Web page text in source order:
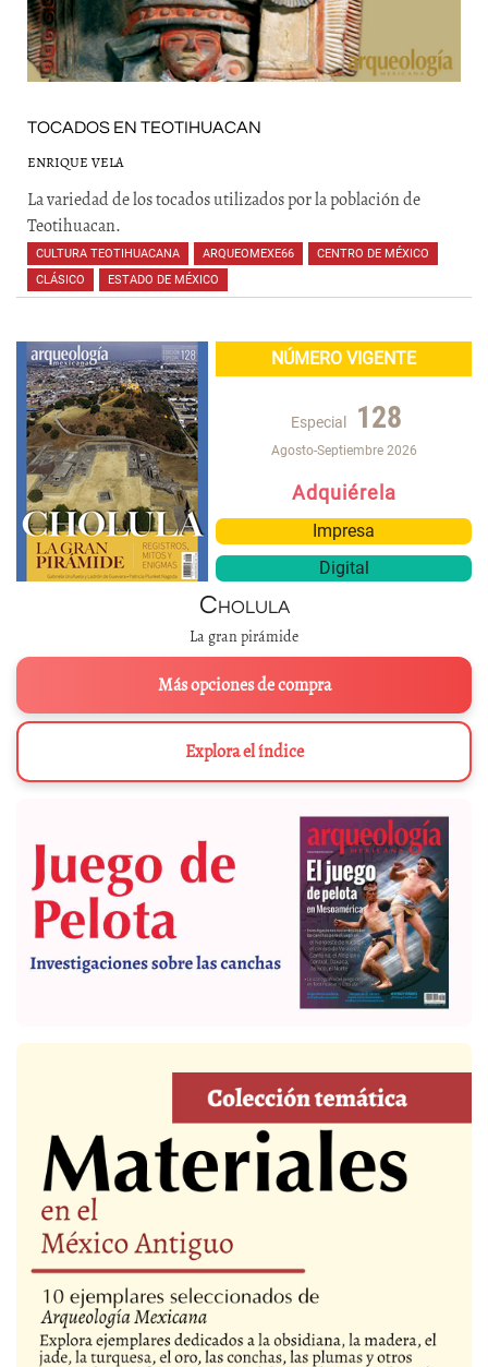
TOCADOS EN TEOTIHUACAN
ENRIQUE VELA
La variedad de los tocados utilizados por la población de
Teotihuacan.
CULTURA TEOTIHUACANA ARQUEOMEXE66 CENTRO DE MÉXICO
CLÁSICO
ESTADO DE MÉXICO
NÚMERO VIGENTE
Especial 128
Agosto-Septiembre 2026
Adquiérela
Impresa
Digital
Cholula
La gran pirámide
Más opciones de compra
Explora el índice